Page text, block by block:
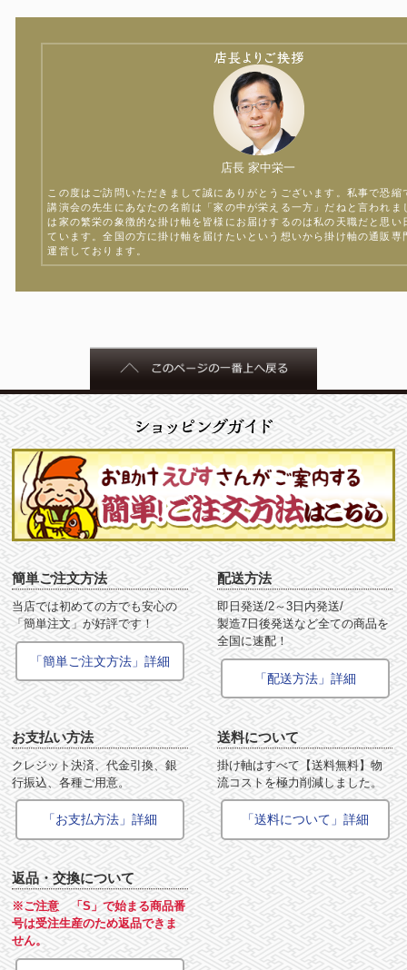
店長 家中栄一
この度はご訪問いただきまして誠にありがとうございます。私事で恐縮
講演会の先生にあなたの名前は「家の中が栄える一方」だねと言われま
は家の繁栄の象徴的な掛け軸を皆様にお届けするのは私の天職だと思い
ています。全国の方に掛け軸を届けたいという想いから掛け軸の通販専
運営しております。
簡単ご注文方法
当店では初めての方でも安心の
「簡単注文」が好評です！
「簡単ご注文方法」詳細
配送方法
即日発送/2～3日内発送/
製造7日後発送など全ての商品を
全国に速配！
「配送方法」詳細
お支払い方法
クレジット決済、代金引換、銀
行振込、各種ご用意。
「お支払方法」詳細
送料について
掛け軸はすべて【送料無料】物
流コストを極力削減しました。
「送料について」詳細
返品・交換について
※ご注意 「S」で始まる商品番
号は受注生産のため返品できま
せん。